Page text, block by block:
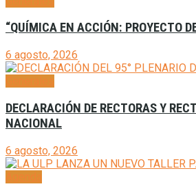
“QUÍMICA EN ACCIÓN: PROYECTO
6 agosto, 2026
DECLARACIÓN DE RECTORAS Y
NACIONAL
6 agosto, 2026